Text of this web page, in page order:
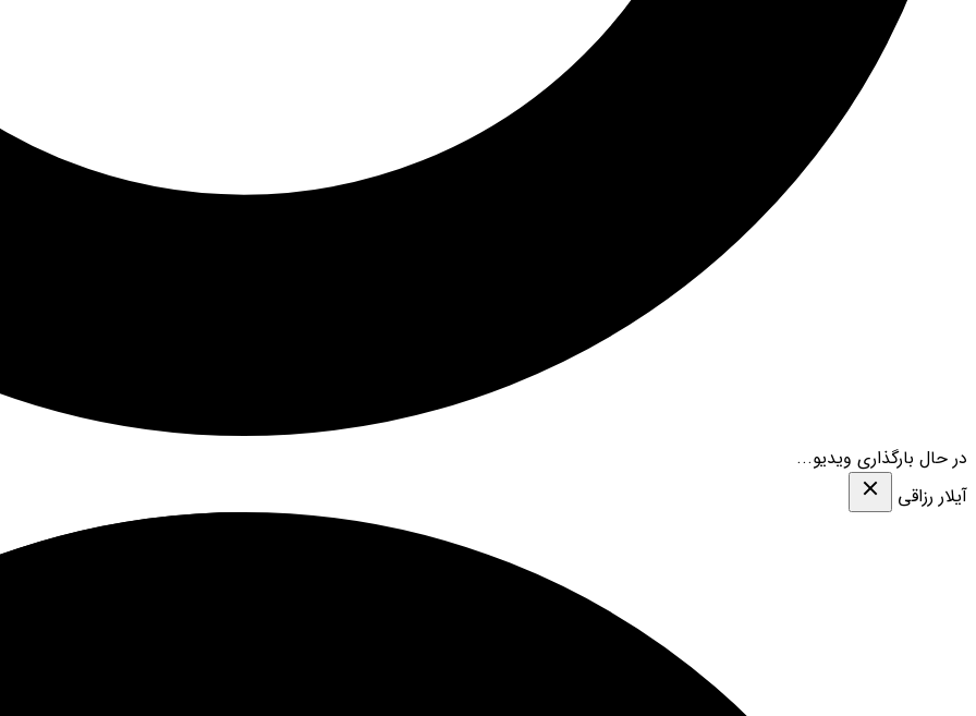
در حال بارگذاری ویدیو...
آیلار رزاقی